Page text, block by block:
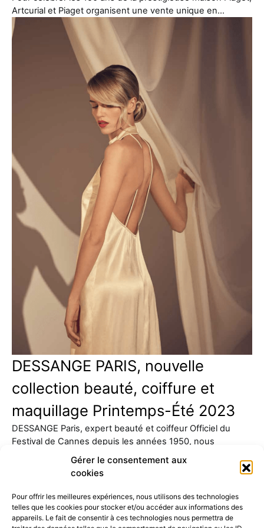
Gérer le consentement aux
cookies
Pour offrir les meilleures expériences, nous utilisons des technologies
telles que les cookies pour stocker et/ou accéder aux informations des
appareils. Le fait de consentir à ces technologies nous permettra de
Artcurial et Piaget organisent une vente unique en…
DESSANGE PARIS, nouvelle
collection beauté, coiffure et
maquillage Printemps-Été 2023
DESSANGE Paris, expert beauté et coiffeur Officiel du
Festival de Cannes depuis les années 1950, nous